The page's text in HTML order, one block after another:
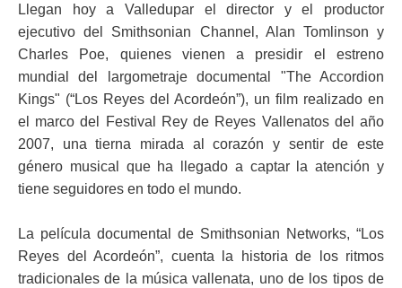
Llegan hoy a Valledupar el director y el productor
ejecutivo del Smithsonian Channel, Alan Tomlinson y
Charles Poe, quienes vienen a presidir el estreno
mundial del largometraje documental "The Accordion
Kings" (“Los Reyes del Acordeón”), un film realizado en
el marco del Festival Rey de Reyes Vallenatos del año
2007, una tierna mirada al corazón y sentir de este
género musical que ha llegado a captar la atención y
tiene seguidores en todo el mundo.
La película documental de Smithsonian Networks, “Los
Reyes del Acordeón”, cuenta la historia de los ritmos
tradicionales de la música vallenata, uno de los tipos de